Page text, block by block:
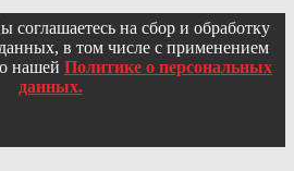
соглашаетесь на сбор и обработку
в том числе с применением
нашей Политике о персональных
данных.